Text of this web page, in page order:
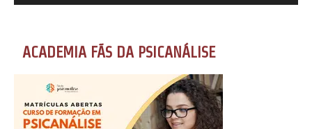
ACADEMIA FÃS DA PSICANÁLISE